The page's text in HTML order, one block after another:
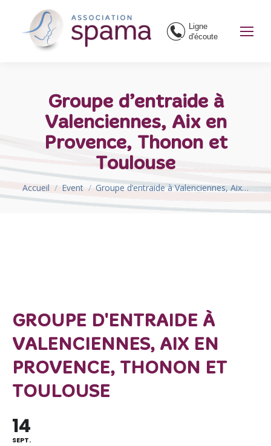
Ligne
d'écoute
Groupe d’entraide à
Valenciennes, Aix en
Provence, Thonon et
Toulouse
Vous êtes ici :
Accueil Event Groupe d’entraide à Valenciennes, Aix…
GROUPE D'ENTRAIDE À
VALENCIENNES, AIX EN
PROVENCE, THONON ET
TOULOUSE
14
SEPT.